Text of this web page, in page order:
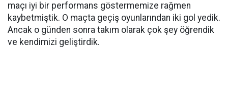
maçı iyi bir performans göstermemize rağmen
kaybetmiştik. O maçta geçiş oyunlarından iki gol yedik.
Ancak o günden sonra takım olarak çok şey öğrendik
ve kendimizi geliştirdik.